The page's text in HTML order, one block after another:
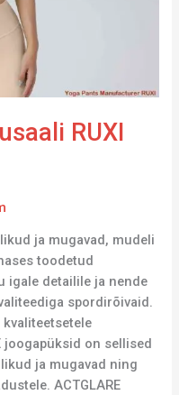
RUXI
ja mugavad, mudeli
toodetud
igale detailile ja nende
spordirõivaid.
kvaliteetsetele
joogapüksid on sellised
ja mugavad ning
ACTGLARE